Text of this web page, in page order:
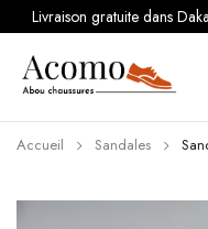
Livraison gratuite dans
Accueil Sandales